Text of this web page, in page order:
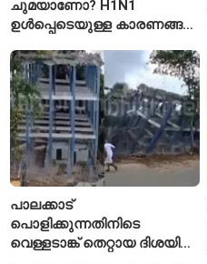
ചുമയാണോ? H1N1
ഉൾപ്പെടെയുള്ള കാരണങ്ങൾ
പാലക്കാട്
പൊളിക്കുന്നതിനിടെ
വെള്ളടാങ്ക് തെറ്റായ ദിശയിൽ